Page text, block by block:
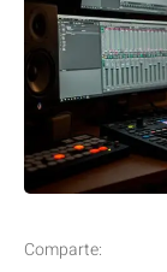
Comparte: